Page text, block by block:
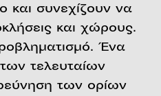
και συνεχίζουν να
και χώρους.
Ένα
τελευταίων
των ορίων